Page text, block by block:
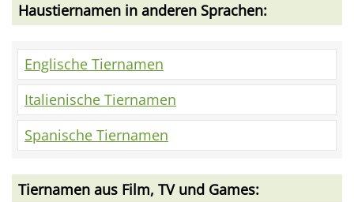
Haustiernamen in anderen Sprachen:
Englische Tiernamen
Italienische Tiernamen
Spanische Tiernamen
Tiernamen aus Film, TV und Games: